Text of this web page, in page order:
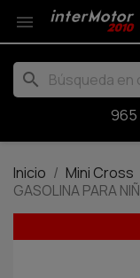

search
965
Inicio Mini Cross
GASOLINA PARA